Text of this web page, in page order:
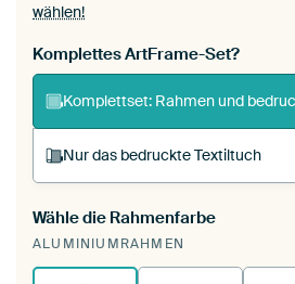
wählen!
Komplettes ArtFrame-Set?
Komplettset: Rahmen und
Nur das bedruckte Textiltuch
Du spannst einen
deinen vorhandenen
funktioniert es.
Wähle die Rahmenfarbe
ALUMINIUMRAHMEN